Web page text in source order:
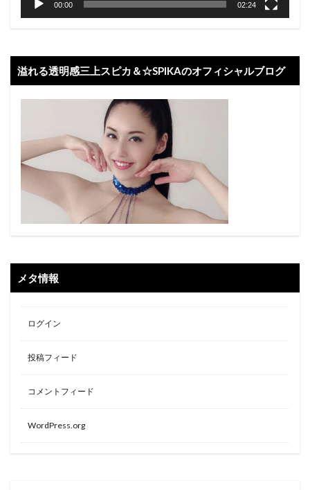
00:00 02:24
溢れる透明感三上スピカ＆☆SPIKAのオフィシャルブログ
メタ情報
ログイン
投稿フィード
コメントフィード
WordPress.org